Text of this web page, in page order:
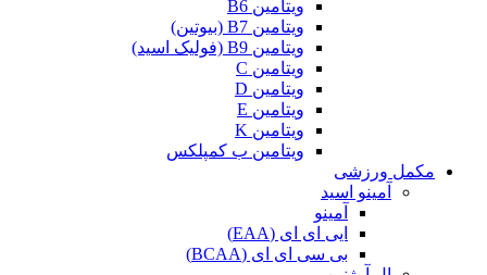
ویتامین B6
ویتامین B7 (بیوتین)
ویتامین B9 (فولیک اسید)
ویتامین C
ویتامین D
ویتامین E
ویتامین K
ویتامین ب کمپلکس
مکمل ورزشی
آمینو اسید
آمینو
ایی ای ای (EAA)
بی سی ای ای (BCAA)